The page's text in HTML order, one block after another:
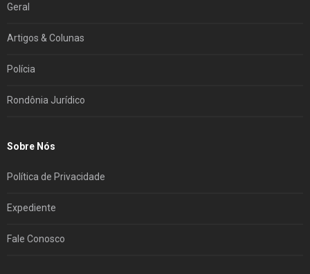
Geral
Artigos & Colunas
Polícia
Rondônia Jurídico
Sobre Nós
Política de Privacidade
Expediente
Fale Conosco